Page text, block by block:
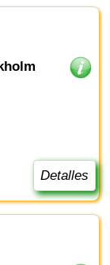
Detalles